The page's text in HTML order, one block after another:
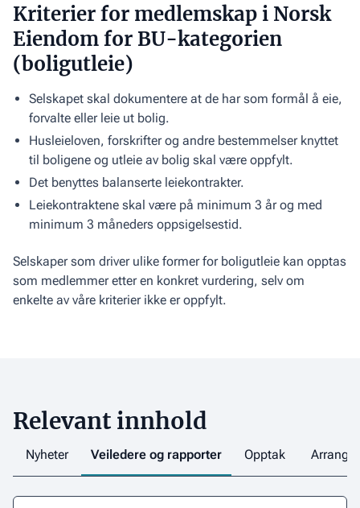
Kriterier for medlemskap i Norsk
Eiendom for BU-kategorien
(boligutleie)
Selskapet skal dokumentere at de har som formål å eie,
forvalte eller leie ut bolig.
Husleieloven, forskrifter og andre bestemmelser knyttet
til boligene og utleie av bolig skal være oppfylt.
Det benyttes balanserte leiekontrakter.
Leiekontraktene skal være på minimum 3 år og med
minimum 3 måneders oppsigelsestid.
Selskaper som driver ulike former for boligutleie kan opptas
som medlemmer etter en konkret vurdering, selv om
enkelte av våre kriterier ikke er oppfylt.
Relevant innhold
Nyheter Veiledere og rapporter Opptak